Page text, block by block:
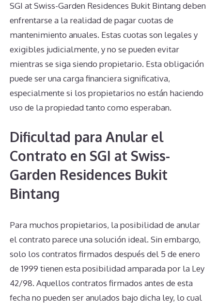
SGI at Swiss-Garden Residences Bukit Bintang deben
enfrentarse a la realidad de pagar cuotas de
mantenimiento anuales. Estas cuotas son legales y
exigibles judicialmente, y no se pueden evitar
mientras se siga siendo propietario. Esta obligación
puede ser una carga financiera significativa,
especialmente si los propietarios no están haciendo
uso de la propiedad tanto como esperaban.
Dificultad para Anular el
Contrato en SGI at Swiss-
Garden Residences Bukit
Bintang
Para muchos propietarios, la posibilidad de anular
el contrato parece una solución ideal. Sin embargo,
solo los contratos firmados después del 5 de enero
de 1999 tienen esta posibilidad amparada por la Ley
42/98. Aquellos contratos firmados antes de esta
fecha no pueden ser anulados bajo dicha ley, lo cual